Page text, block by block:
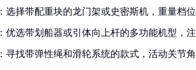
：选择带配重块的龙门架或史密斯机，重量档
：优选带划船器或引体向上杆的多功能机型，
：寻找带弹性绳和滑轮系统的款式，活动关节